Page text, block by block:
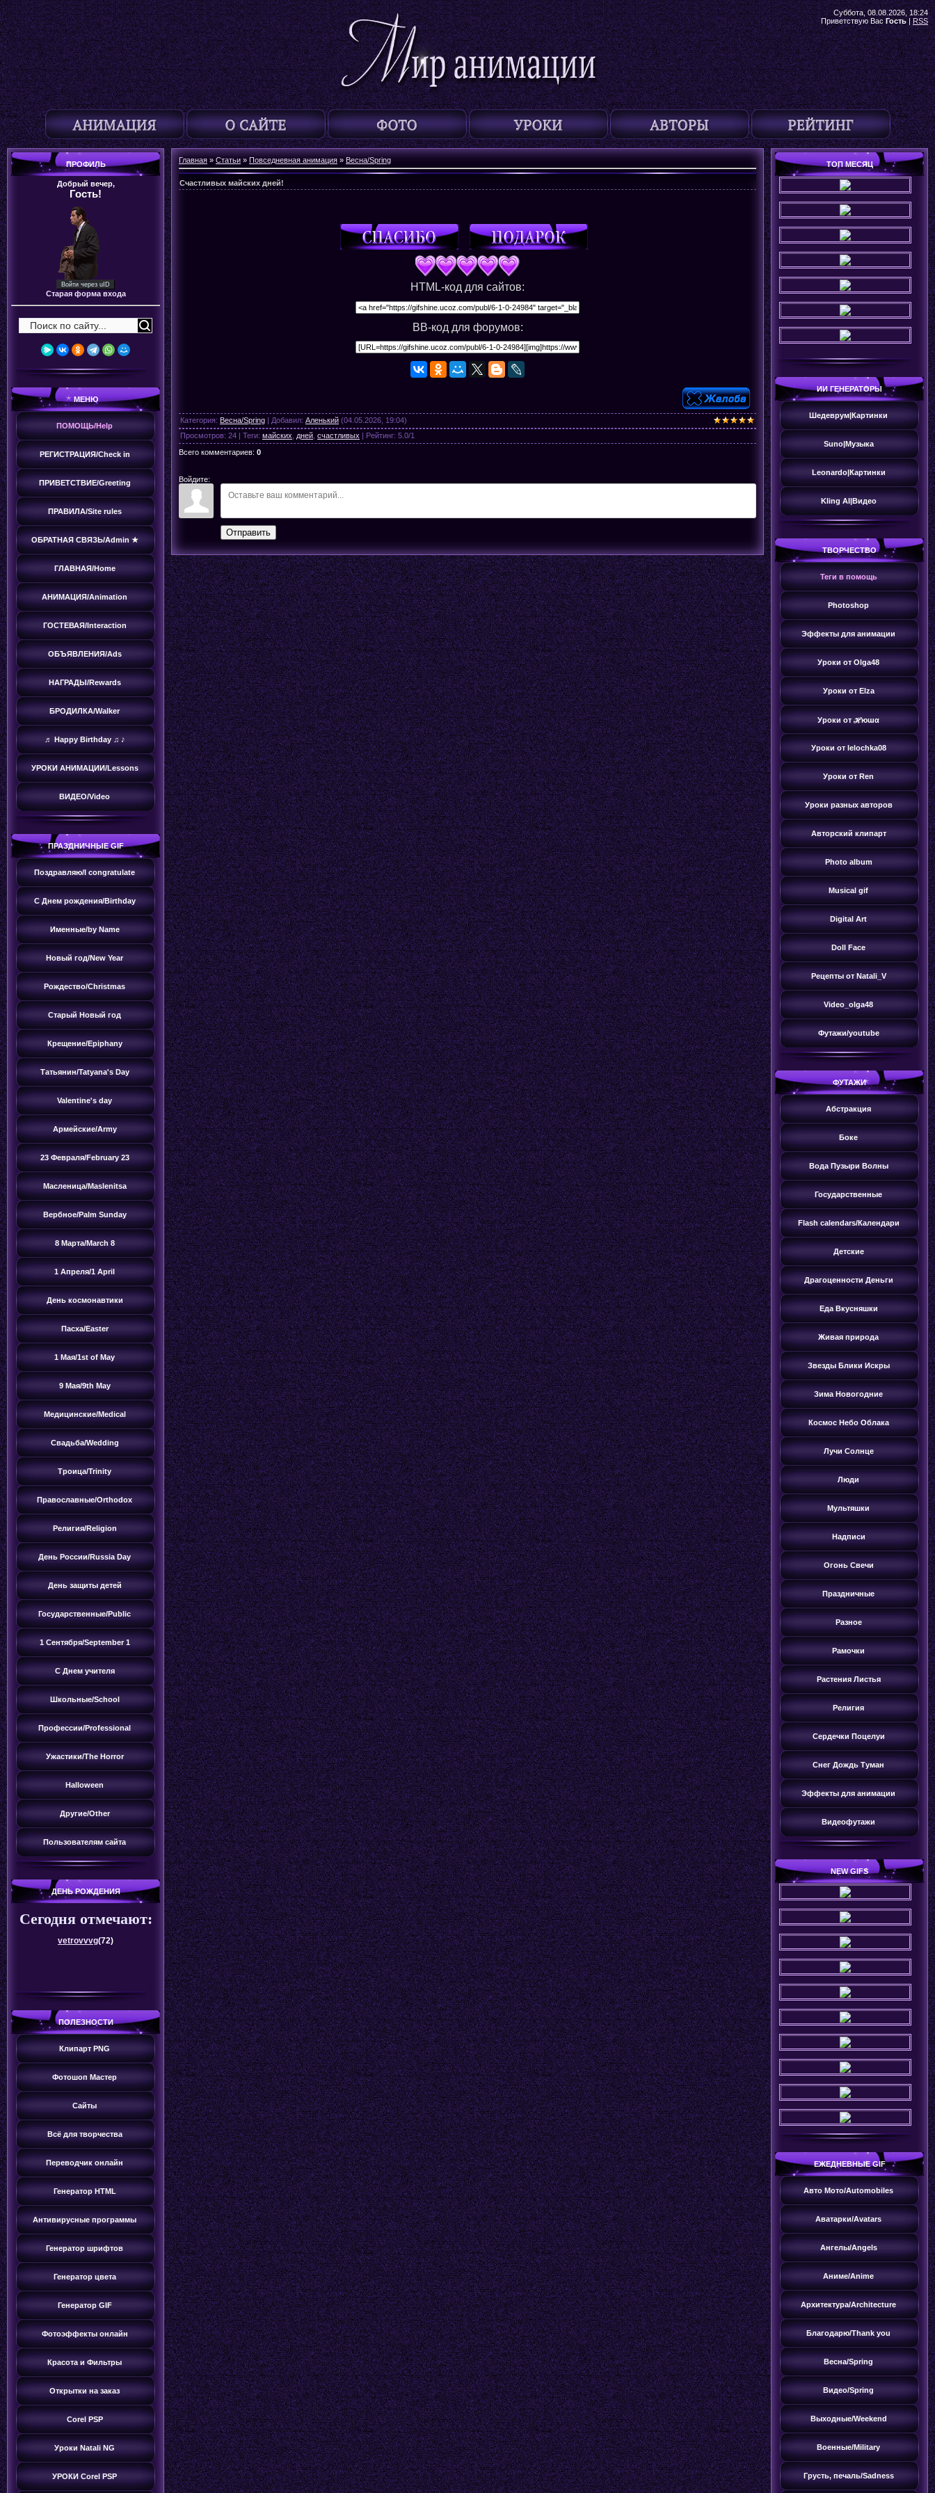
Суббота, 08.08.2026, 18:24
Приветствую Вас Гость|RSS
ПРОФИЛЬ
Добрый вечер,
Гость!
Войти через uID
Старая форма входа
МЕНЮ
ПОМОЩЬ/Help
РЕГИСТРАЦИЯ/Check in
ПРИВЕТСТВИЕ/Greeting
ПРАВИЛА/Site rules
ОБРАТНАЯ СВЯЗЬ/Admin ★
ГЛАВНАЯ/Home
АНИМАЦИЯ/Animation
ГОСТЕВАЯ/Interaction
ОБЪЯВЛЕНИЯ/Ads
НАГРАДЫ/Rewards
БРОДИЛКА/Walker
♬ Happy Birthday ♫ ♪
УРОКИ АНИМАЦИИ/Lessons
ВИДЕО/Video
ПРАЗДНИЧНЫЕ GIF
Поздравляю/I congratulate
С Днем рождения/Birthday
Именные/by Name
Новый год/New Year
Рождество/Christmas
Старый Новый год
Крещение/Epiphany
Татьянин/Tatyana's Day
Valentine's day
Армейские/Army
23 Февраля/February 23
Масленица/Maslenitsa
Вербное/Palm Sunday
8 Марта/March 8
1 Апреля/1 April
День космонавтики
Пасха/Easter
1 Мая/1st of May
9 Мая/9th May
Медицинские/Medical
Свадьба/Wedding
Троица/Trinity
Православные/Orthodox
Религия/Religion
День России/Russia Day
День защиты детей
Государственные/Public
1 Сентября/September 1
С Днем учителя
Школьные/School
Профессии/Professional
Ужастики/The Horror
Halloween
Другие/Оther
Пользователям сайта
ДЕНЬ РОЖДЕНИЯ
Сегодня отмечают:
vetrovvvg(72)
ПОЛЕЗНОСТИ
Клипарт PNG
Фотошоп Мастер
Сайты
Всё для творчества
Переводчик онлайн
Генератор HTML
Антивирусные программы
Генератор шрифтов
Генератор цвета
Генератор GIF
Фотоэффекты онлайн
Красота и Фильтры
Открытки на заказ
Corel PSP
Уроки Natali NG
УРОКИ Corel PSP
Главная » Статьи » Повседневная анимация » Весна/Spring
Счастливых майских дней!
HTML-код для сайтов:
BB-код для форумов:
Категория: Весна/Spring Добавил: Аленький (04.05.2026, 19:04)
Просмотров: 24 Теги: майских дней счастливых Рейтинг: 5.0/1
Всего комментариев: 0
Войдите:
Отправить
ТОП МЕСЯЦ
ИИ ГЕНЕРАТОРЫ
Шедеврум|Картинки
Suno|Музыка
Leonardo|Картинки
Kling AI|Видео
ТВОРЧЕСТВО
Теги в помощь
Photoshop
Эффекты для анимации
Уроки от Olga48
Уроки от Elza
Уроки от ℋюɯα
Уроки от lelochka08
Уроки от Ren
Уроки разных авторов
Авторский клипарт
Photo album
Musical gif
Digital Art
Doll Face
Рецепты от Natali_V
Video_olga48
Футажи/youtube
ФУТАЖИ
Абстракция
Боке
Вода Пузыри Волны
Государственные
Flash сalendars/Календари
Детские
Драгоценности Деньги
Еда Вкусняшки
Живая природа
Звезды Блики Искры
Зима Новогодние
Космос Небо Облака
Лучи Солнце
Люди
Мультяшки
Надписи
Огонь Свечи
Праздничные
Разное
Рамочки
Растения Листья
Религия
Сердечки Поцелуи
Снег Дождь Туман
Эффекты для анимации
Видеофутажи
NEW GIFS
ЕЖЕДНЕВНЫЕ GIF
Авто Мото/Automobiles
Аватарки/Avatars
Ангелы/Angels
Аниме/Anime
Архитектура/Аrchitecture
Благодарю/Thank you
Весна/Spring
Видео/Spring
Выходные/Weekend
Военные/Military
Грусть, печаль/Sadness